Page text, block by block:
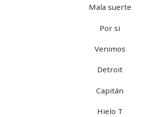
Mala suerte
Por si
Venimos
Detroit
Capitán
Hielo T